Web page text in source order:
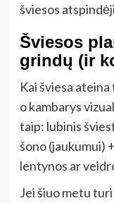
šviesos
Šviesos
grindų (ir
Kai šviesa
o kambarys
taip: lubinis
šono (jaukumui)
lentynos ar
Jei šiuo metu